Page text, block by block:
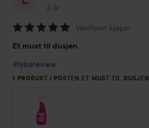
3 år
Innlegget ble opprettet 3 år
5
av
5
Verifisert kjøper
Et must til dusjen
#lykoreview
1 PRODUKT I POSTEN ET MUST TIL DUSJEN